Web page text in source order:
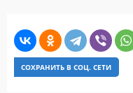
СОХРАНИТЬ В СОЦ. СЕТИ